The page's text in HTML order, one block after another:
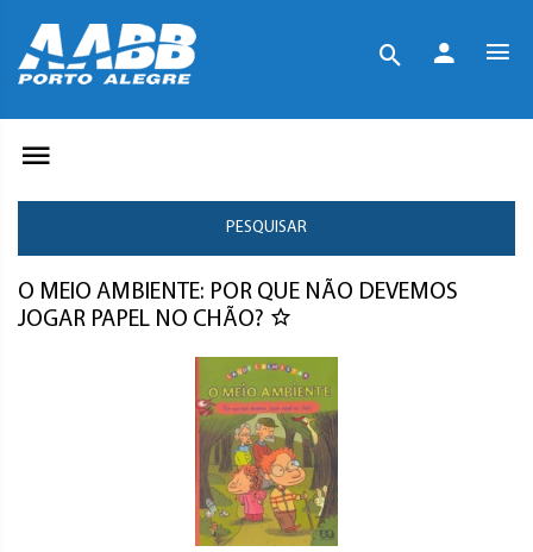
PESQUISAR
O MEIO AMBIENTE: POR QUE NÃO DEVEMOS
JOGAR PAPEL NO CHÃO?